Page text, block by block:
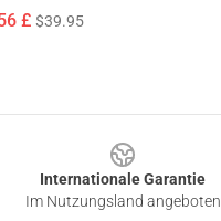
£ $39.95
Internationale Garantie
Im Nutzungsland angeboten